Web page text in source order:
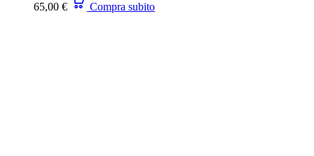
65,00 € Compra subito